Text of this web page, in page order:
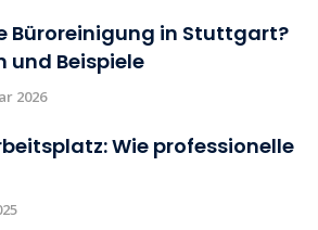
Büroreinigung in Stuttgart?
und Beispiele
2026
Wie professionelle